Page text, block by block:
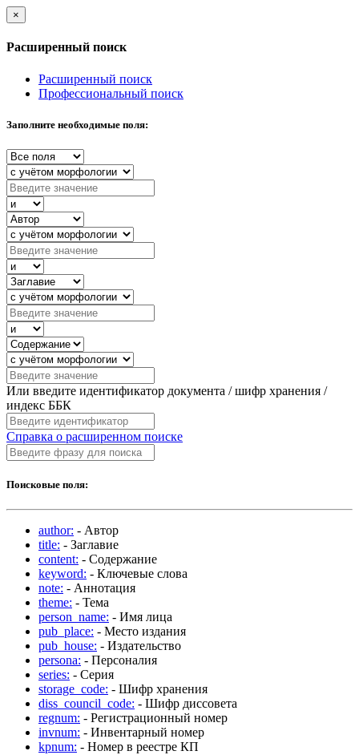
×
Расширенный поиск
Расширенный поиск
Профессиональный поиск
Заполните необходимые поля:
Или введите идентификатор документа / шифр хранения /
индекс ББК
Справка о расширенном поиске
Поисковые поля:
author: - Автор
title: - Заглавие
content: - Содержание
keyword: - Ключевые слова
note: - Аннотация
theme: - Тема
person_name: - Имя лица
pub_place: - Место издания
pub_house: - Издательство
persona: - Персоналия
series: - Серия
storage_code: - Шифр хранения
diss_council_code: - Шифр диссовета
regnum: - Регистрационный номер
invnum: - Инвентарный номер
kpnum: - Номер в реестре КП